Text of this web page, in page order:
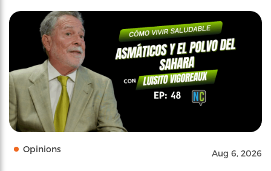
Opinions Aug 6, 2026